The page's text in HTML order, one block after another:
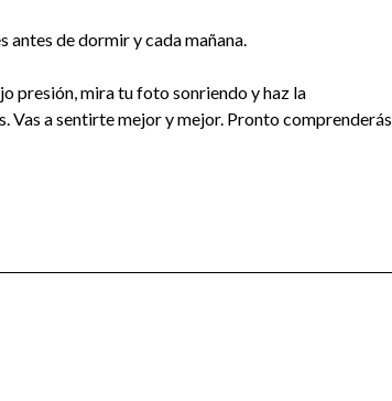
de dormir y cada mañana.
presión, mira tu foto sonriendo y haz la
Vas a sentirte mejor y mejor. Pronto comprenderás